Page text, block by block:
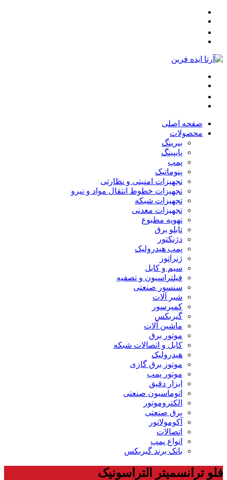
صفحه اصلی
محصولات
بیرینگ
پایپینگ
پمپ
پنوماتیک
تجهیزات امنیتی و نظارتی
تجهیزات خطوط انتقال مواد و نیرو
تجهیزات شبکه
تجهیزات معدنی
تهویه مطبوع
تابلو برق
دژنکتور
پمپ هیدرولیک
ژنراتور
سیم و کابل
فیلتراسیون و تصفیه
سنسور صنعتی
شیر آلات
کمپرسور
گیربکس
ماشین آلات
موتور برق
کابل و اتصالات شبکه
هیدرولیک
موتور برق گازی
موتور پمپ
ابزار دقیق
اتوماسیون صنعتی
الکتروموتور
برق صنعتی
آکومولاتور
اتصالات
انواع پمپ
بانک برند گیربکس
فلو ترانسمیتر التراسونیک